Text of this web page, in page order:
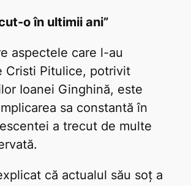
o în ultimii ani”
aspectele care l-au
Cristi Pitulice, potrivit
Ioanei Ginghină, este
sa constantă în
a trecut de multe
că actualul său soț a